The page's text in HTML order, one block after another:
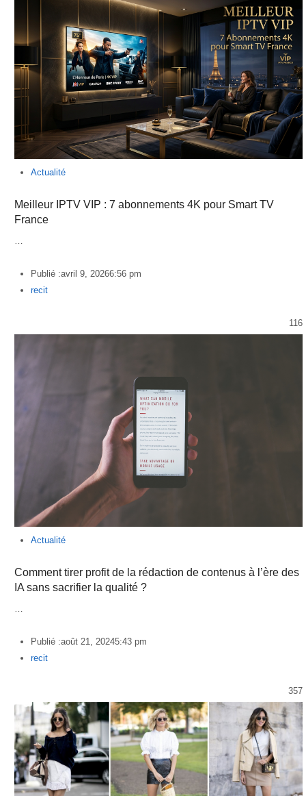
Actualité
Meilleur IPTV VIP : 7 abonnements 4K pour Smart TV
France
Publié :avril 9, 20266:56 pm
Author
recit
116
Actualité
Comment tirer profit de la rédaction de contenus à l’ère des
IA sans sacrifier la qualité ?
…
Publié :août 21, 20245:43 pm
Author
recit
357